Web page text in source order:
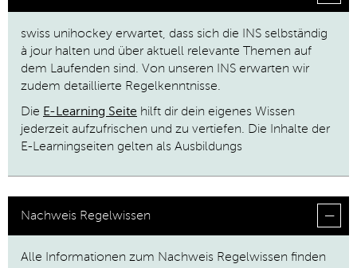
swiss unihockey erwartet, dass sich die INS selbständig
à jour halten und über aktuell relevante Themen auf
dem Laufenden sind. Von unseren INS erwarten wir
zudem detaillierte Regelkenntnisse.
Die E-Learning Seite hilft dir dein eigenes Wissen
jederzeit aufzufrischen und zu vertiefen. Die Inhalte der
E-Learningseiten gelten als Ausbildungs
Nachweis Regelwissen
Alle Informationen zum Nachweis Regelwissen finden